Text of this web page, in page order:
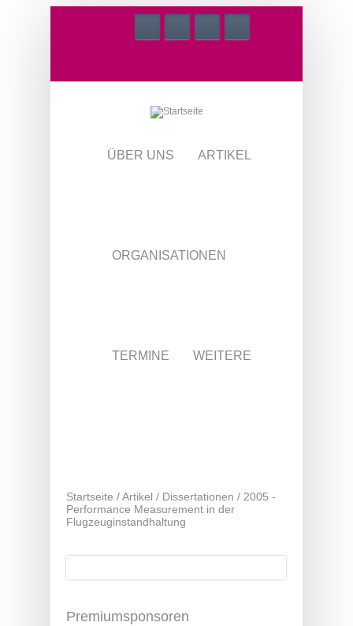
ÜBER UNS ARTIKEL
ORGANISATIONEN
TERMINE WEITERE
Startseite /Artikel / Dissertationen / 2005 -
Performance Measurement in der
Flugzeuginstandhaltung
Suche
Premiumsponsoren